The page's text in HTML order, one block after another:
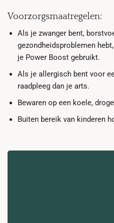
Voorzorgsmaatregelen:
Als je zwanger bent,
gezondheidsproblemen
je Power Boost gebruikt.
Als je allergisch bent voor
raadpleeg dan je arts.
Bewaren op een koele,
Buiten bereik van kinderen